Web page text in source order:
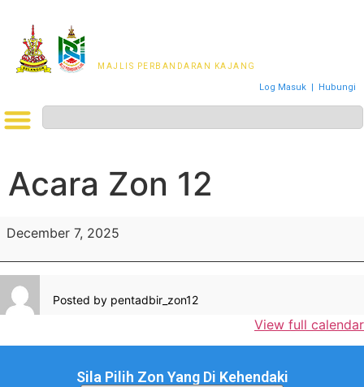
MAJLIS PERBANDARAN KAJANG
Log Masuk | Hubungi
Acara Zon 12
December 7, 2025
Posted by pentadbir_zon12
View full calendar
Sila Pilih Zon Yang Di Kehendaki